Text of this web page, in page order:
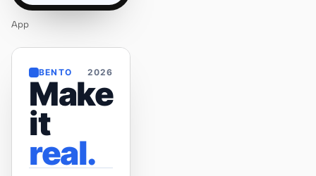
App
BENTO 2026
Make
it
real.